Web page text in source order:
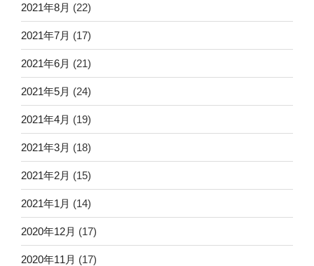
2021年8月 (22)
2021年7月 (17)
2021年6月 (21)
2021年5月 (24)
2021年4月 (19)
2021年3月 (18)
2021年2月 (15)
2021年1月 (14)
2020年12月 (17)
2020年11月 (17)